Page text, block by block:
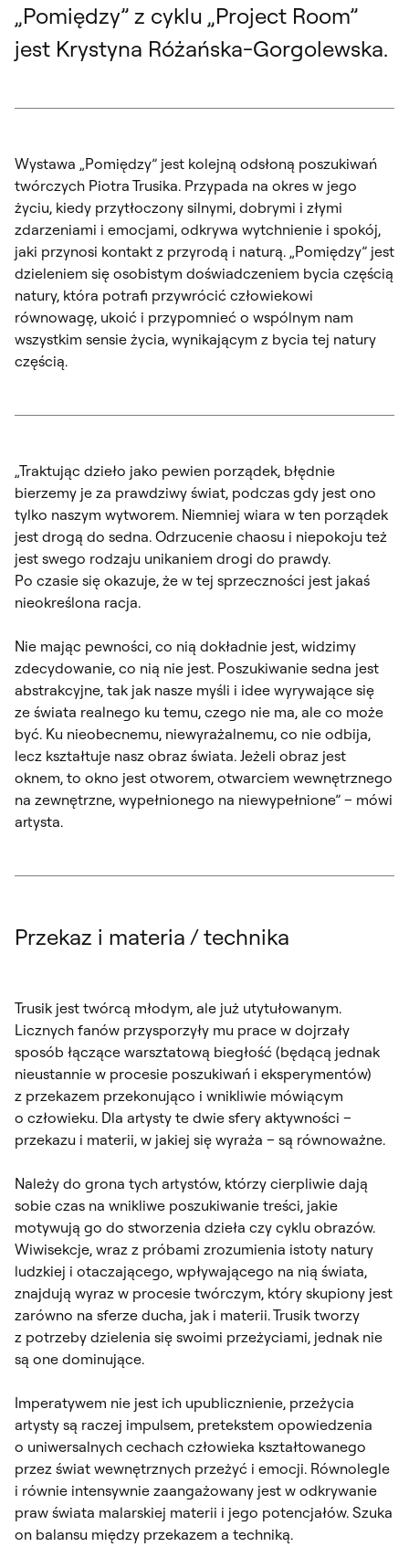
„Pomiędzy” z cyklu „Project Room”
jest Krystyna Różańska-Gorgolewska.
Wystawa „Pomiędzy” jest kolejną odsłoną poszukiwań
twórczych Piotra Trusika. Przypada na okres w jego
życiu, kiedy przytłoczony silnymi, dobrymi i złymi
zdarzeniami i emocjami, odkrywa wytchnienie i spokój,
jaki przynosi kontakt z przyrodą i naturą. „Pomiędzy” jest
dzieleniem się osobistym doświadczeniem bycia częścią
natury, która potrafi przywrócić człowiekowi
równowagę, ukoić i przypomnieć o wspólnym nam
wszystkim sensie życia, wynikającym z bycia tej natury
częścią.
„Traktując dzieło jako pewien porządek, błędnie
bierzemy je za prawdziwy świat, podczas gdy jest ono
tylko naszym wytworem. Niemniej wiara w ten porządek
jest drogą do sedna. Odrzucenie chaosu i niepokoju też
jest swego rodzaju unikaniem drogi do prawdy.
Po czasie się okazuje, że w tej sprzeczności jest jakaś
nieokreślona racja.
Nie mając pewności, co nią dokładnie jest, widzimy
zdecydowanie, co nią nie jest. Poszukiwanie sedna jest
abstrakcyjne, tak jak nasze myśli i idee wyrywające się
ze świata realnego ku temu, czego nie ma, ale co może
być. Ku nieobecnemu, niewyrażalnemu, co nie odbija,
lecz kształtuje nasz obraz świata. Jeżeli obraz jest
oknem, to okno jest otworem, otwarciem wewnętrznego
na zewnętrzne, wypełnionego na niewypełnione” – mówi
artysta.
Przekaz i materia / technika
Trusik jest twórcą młodym, ale już utytułowanym.
Licznych fanów przysporzyły mu prace w dojrzały
sposób łączące warsztatową biegłość (będącą jednak
nieustannie w procesie poszukiwań i eksperymentów)
z przekazem przekonująco i wnikliwie mówiącym
o człowieku. Dla artysty te dwie sfery aktywności –
przekazu i materii, w jakiej się wyraża – są równoważne.
Należy do grona tych artystów, którzy cierpliwie dają
sobie czas na wnikliwe poszukiwanie treści, jakie
motywują go do stworzenia dzieła czy cyklu obrazów.
Wiwisekcje, wraz z próbami zrozumienia istoty natury
ludzkiej i otaczającego, wpływającego na nią świata,
znajdują wyraz w procesie twórczym, który skupiony jest
zarówno na sferze ducha, jak i materii. Trusik tworzy
z potrzeby dzielenia się swoimi przeżyciami, jednak nie
są one dominujące.
Imperatywem nie jest ich upublicznienie, przeżycia
artysty są raczej impulsem, pretekstem opowiedzenia
o uniwersalnych cechach człowieka kształtowanego
przez świat wewnętrznych przeżyć i emocji. Równolegle
i równie intensywnie zaangażowany jest w odkrywanie
praw świata malarskiej materii i jego potencjałów. Szuka
on balansu między przekazem a techniką.